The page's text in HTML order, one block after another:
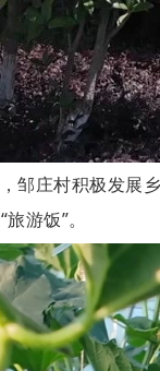
，邹庄村积极发展
“旅游饭”。